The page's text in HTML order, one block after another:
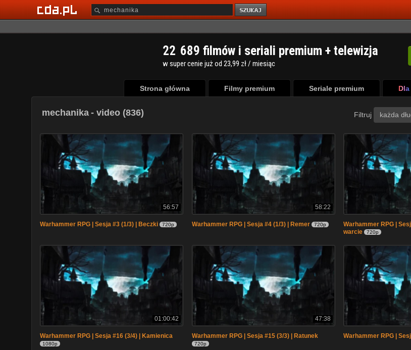
22 689 filmów i seriali premium + telewizja
w super cenie już od 23,99 zł / miesiąc
Strona główna Filmy premium Seriale premium
mechanika - video (836) Filtruj każda
56:57
Warhammer RPG | Sesja #3 (1/3) | Beczki 720p
58:22
Warhammer RPG | Sesja #4 (1/3) | Remer 720p
Warhammer RPG |
warcie
720p
01:00:42
Warhammer RPG | Sesja #16 (3/4) | Kamienica
1080p
47:38
Warhammer RPG | Sesja #15 (3/3) | Ratunek
720p
Warhammer RPG |